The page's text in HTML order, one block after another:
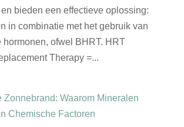
bieden een effectieve oplossing:
in combinatie met het gebruik van
hormonen, ofwel BHRT. HRT
Therapy =...